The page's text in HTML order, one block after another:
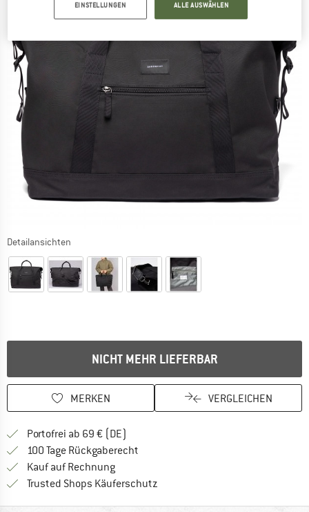
Detailansichten
NICHT MEHR LIEFERBAR
MERKEN VERGLEICHEN
Portofrei ab 69 € (DE)
100 Tage Rückgaberecht
Kauf auf RechnungFinde die Zahlungs-Infos hier! Öffnet
Trusted Shops Käuferschutz
EINSTELLUNGEN ALLE AUSWÄHLEN